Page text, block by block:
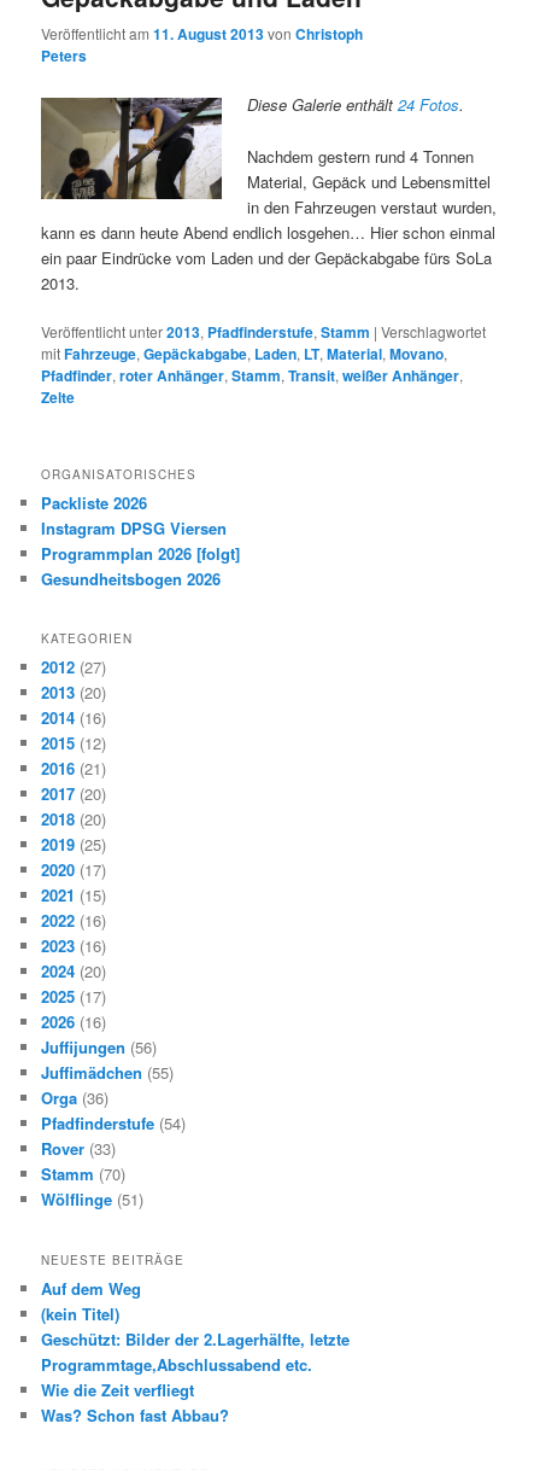
Veröffentlicht am11. August 2013vonChristoph
Peters
Diese Galerie enthält24 Fotos.
Nachdem gestern rund 4 Tonnen
Material, Gepäck und Lebensmittel
in den Fahrzeugen verstaut wurden,
kann es dann heute Abend endlich losgehen… Hier schon einmal
ein paar Eindrücke vom Laden und der Gepäckabgabe fürs SoLa
2013.
Veröffentlicht unter2013, Pfadfinderstufe,Stamm |Verschlagwortet
mitFahrzeuge,Gepäckabgabe, Laden, LT,Material,Movano,
Pfadfinder,roter Anhänger,Stamm,Transit,weißer Anhänger,
Zelte
ORGANISATORISCHES
Packliste 2026
Instagram DPSG Viersen
Programmplan 2026 [folgt]
Gesundheitsbogen 2026
KATEGORIEN
2012 (27)
2013 (20)
2014 (16)
2015 (12)
2016 (21)
2017 (20)
2018 (20)
2019 (25)
2020 (17)
2021 (15)
2022 (16)
2023 (16)
2024 (20)
2025 (17)
2026 (16)
Juffijungen (56)
Juffimädchen (55)
Orga (36)
Pfadfinderstufe (54)
Rover (33)
Stamm (70)
Wölflinge (51)
NEUESTE BEITRÄGE
Auf dem Weg
(kein Titel)
Geschützt: Bilder der 2.Lagerhälfte, letzte
Programmtage,Abschlussabend etc.
Wie die Zeit verfliegt
Was? Schon fast Abbau?